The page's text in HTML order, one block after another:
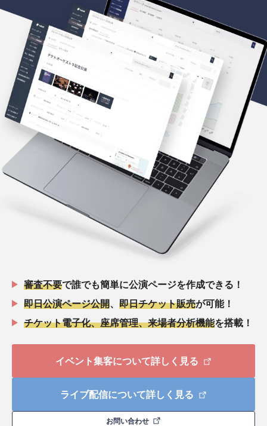
審査不要で誰でも簡単に公演ページを作成できる！
即日公演ページ公開
即日チケット販売が可能！
チケット電子化、座席管理、来場者分析機能を搭載！
イベント集客について詳しく見る
ライブ配信について詳しく見る
お問い合わせ